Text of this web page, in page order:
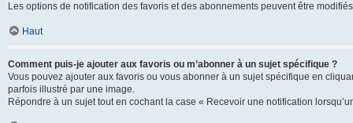
Les options de notification des favoris et des abonnements peuvent être
Haut
Comment puis-je ajouter aux favoris ou m’abonner à un sujet spécifique ?
Vous pouvez ajouter aux favoris ou vous abonner à un sujet spécifique en
parfois illustré par une image.
Répondre à un sujet tout en cochant la case « Recevoir une notification